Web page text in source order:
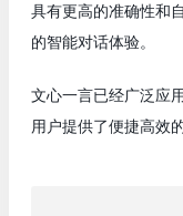
具有更高的准确性和
的智能对话体验。
文心一言已经广泛应
用户提供了便捷高效